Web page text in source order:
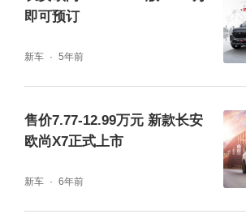
高价值产品。在动力、智能、设
质五大方面进阶的长安欧尚X7
为众多车主们的选择。
即可预订
新车 5年前
售价7.77-12.99万元 新款长安
欧尚X7正式上市
新车 6年前